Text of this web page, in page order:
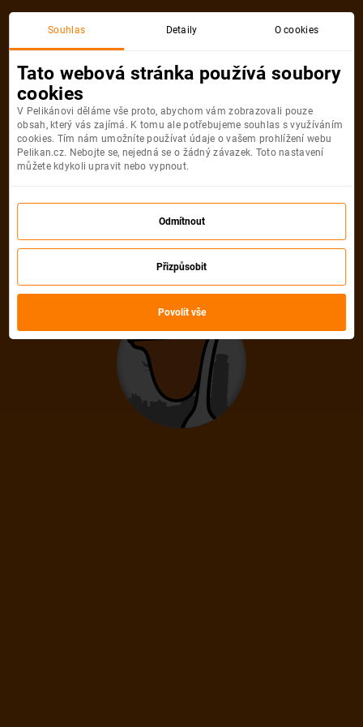
Souhlas Detaily O cookies
Tato webová stránka používá soubory
cookies
V Pelikánovi děláme vše proto, abychom vám zobrazovali pouze
obsah, který vás zajímá. K tomu ale potřebujeme souhlas s využíváním
cookies. Tím nám umožníte používat údaje o vašem prohlížení webu
Pelikan.cz. Nebojte se, nejedná se o žádný závazek. Toto nastavení
můžete kdykoli upravit nebo vypnout.
Odmítnout
Přizpůsobit
Povolit vše